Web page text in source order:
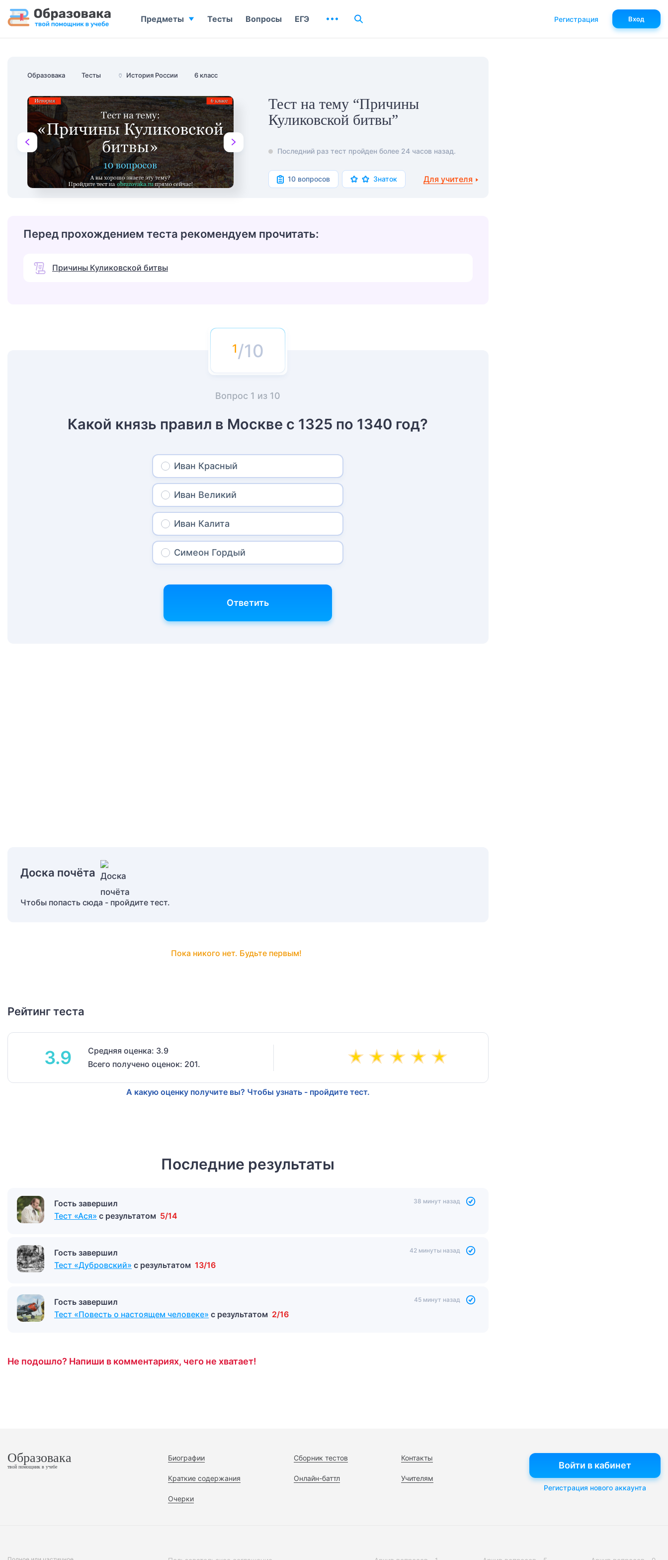
Образовака Тесты 🏺 История России 6 класс
Тест на тему “Причины
Куликовской битвы”
Последний раз тест пройден более 24 часов назад.
10 вопросов Знаток Для учителя
Перед прохождением теста рекомендуем прочитать:
Причины Куликовской битвы
/10
Вопрос 1 из 10
Какой князь правил в Москве с 1325 по 1340 год?
Иван Красный
Иван Великий
Иван Калита
Симеон Гордый
Ответить
Доска почёта
Чтобы попасть сюда - пройдите тест.
Пока никого нет. Будьте первым!
Рейтинг теста
3.9
Средняя оценка: 3.9
Всего получено оценок: 201.
А какую оценку получите вы? Чтобы узнать - пройдите тест.
Последние результаты
Гость завершил
Тест «Ася» с результатом 5/14
38 минут назад
Гость завершил
Тест «Дубровский» с результатом 13/16
42 минуты назад
Гость завершил
Тест «Повесть о настоящем человеке» с результатом 2/16
45 минут назад
Не подошло? Напиши в комментариях, чего не хватает!
Предметы Тесты Вопросы ЕГЭ Регистрация Вход
Образовака
твой помощник в учебе
Биографии
Краткие содержания
Очерки
Сборник тестов
Онлайн-баттл
Контакты
Учителям
Войти в кабинет
Регистрация нового аккаунта